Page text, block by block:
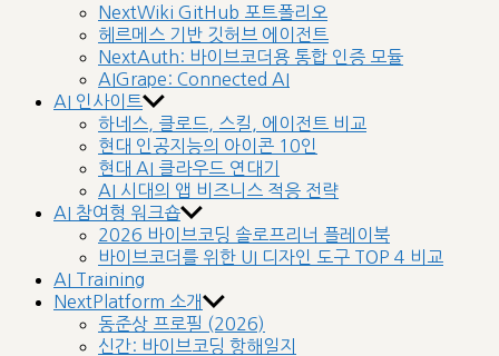
NextWiki GitHub 포트폴리오
헤르메스 기반 깃허브 에이전트
NextAuth: 바이브코더용 통합 인증 모듈
AIGrape: Connected AI
AI 인사이트
하네스, 클로드, 스킬, 에이전트 비교
현대 인공지능의 아이콘 10인
현대 AI 클라우드 연대기
AI 시대의 앱 비즈니스 적응 전략
AI 참여형 워크숍
2026 바이브코딩 솔로프리너 플레이북
바이브코더를 위한 UI 디자인 도구 TOP 4 비교
AI Training
NextPlatform 소개
동준상 프로필 (2026)
신간: 바이브코딩 항해일지